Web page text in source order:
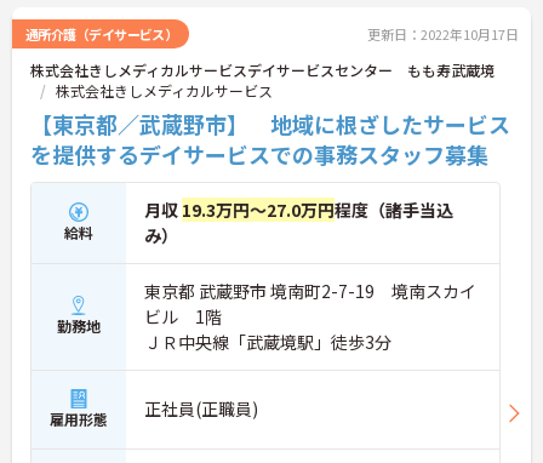
ご興味ある方には、面接のポイントなど、さらに詳
細をお話致しますのでお気軽にご相談ください。
通所介護（デイサービス） 更新日：2022年10月17日
株式会社きしメディカルサービスデイサービスセンター もも寿武蔵境
株式会社きしメディカルサービス
【東京都／武蔵野市】 地域に根ざしたサービス
を提供するデイサービスでの事務スタッフ募集
給料
月収 19.3万円～27.0万円程度（諸手当込
み）
勤務地
東京都 武蔵野市 境南町2-7-19 境南スカイ
ビル 1階
ＪＲ中央線「武蔵境駅」徒歩3分
雇用形態 正社員(正職員)